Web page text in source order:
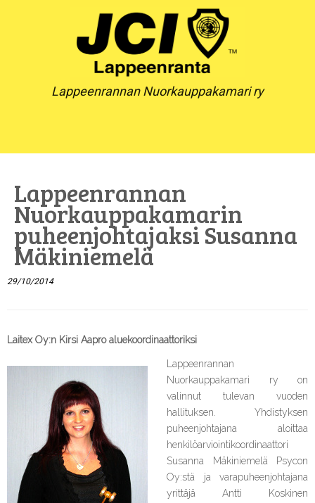
Lappeenrannan Nuorkauppakamari ry
Lappeenrannan
Nuorkauppakamarin
puheenjohtajaksi Susanna
Mäkiniemelä
29/10/2014
Laitex Oy:n Kirsi Aapro aluekoordinaattoriksi
Lappeenrannan
Nuorkauppakamari ry on
valinnut tulevan vuoden
hallituksen. Yhdistyksen
puheenjohtajana aloittaa
henkilöarviointikoordinaattori
Susanna Mäkiniemelä Psycon
Oy:stä ja varapuheenjohtajana
yrittäjä Antti Koskinen